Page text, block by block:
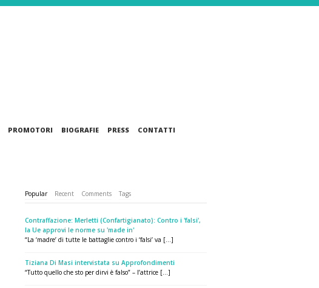
PROMOTORI BIOGRAFIE PRESS CONTATTI
Popular Recent Comments Tags
Contraffazione: Merletti (Confartigianato): Contro i 'falsi',
la Ue approvi le norme su 'made in'
“La ‘madre’ di tutte le battaglie contro i ‘falsi’ va [...]
Tiziana Di Masi intervistata su Approfondimenti
“Tutto quello che sto per dirvi è falso” – l’attrice [...]